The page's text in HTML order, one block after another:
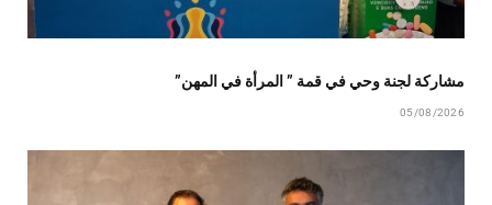
مشاركة لجنة وحي في قمة ” المرأة في المهن”
05/08/2026